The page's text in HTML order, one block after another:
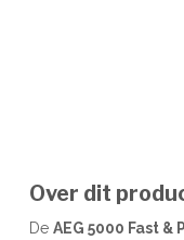
Over dit
De AEG 5000 Fast